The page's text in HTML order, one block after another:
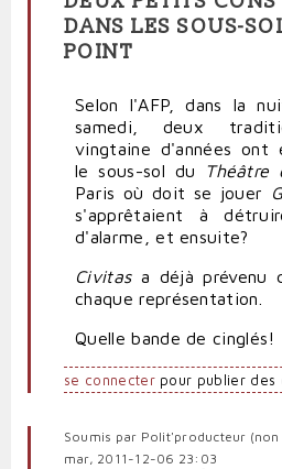
DANS LES SOUS-
POINT
Selon l'AFP, dans la
samedi, deux
vingtaine d'années ont
le sous-sol du Théâtre
Paris où doit se jouer
s'apprêtaient à
d'alarme, et ensuite?
Civitasa déjà prévenu
chaque représentation.
Quelle bande de cinglés!
se connecterpour publier des
Soumis par Polit'producteur
mar, 2011-12-06 23:03